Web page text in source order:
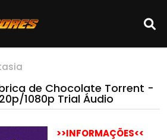
de Chocolate Torrent -
1080p Trial Áudio
>>INFORMAÇÕES<<